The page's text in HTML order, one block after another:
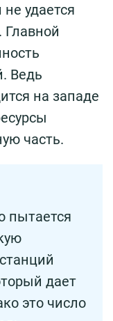
удается
Ведь
на западе
часть.
пытается
дает
это число